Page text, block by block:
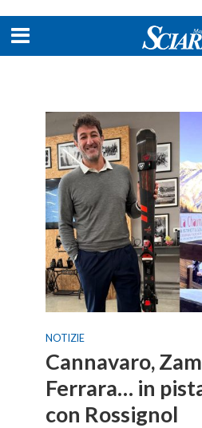
NOTIZIE
Cannavaro,
Ferrara… in
con Rossignol